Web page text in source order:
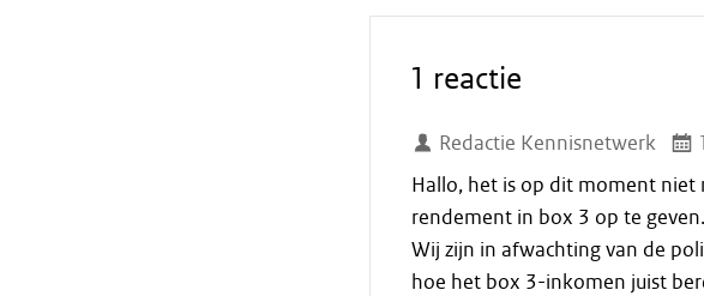
1 reactie
Redactie Kennisnetwerk
Hallo, het is op dit moment
rendement in box 3 op te geven.
Wij zijn in afwachting van de
hoe het box 3-inkomen juist